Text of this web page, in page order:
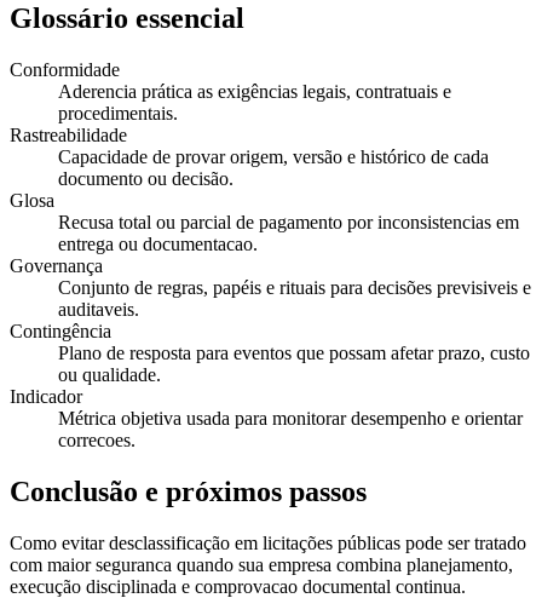
Glossário essencial
Conformidade
Aderencia prática as exigências legais, contratuais e
procedimentais.
Rastreabilidade
Capacidade de provar origem, versão e histórico de cada
documento ou decisão.
Glosa
Recusa total ou parcial de pagamento por inconsistencias em
entrega ou documentacao.
Governança
Conjunto de regras, papéis e rituais para decisões previsiveis e
auditaveis.
Contingência
Plano de resposta para eventos que possam afetar prazo, custo
ou qualidade.
Indicador
Métrica objetiva usada para monitorar desempenho e orientar
correcoes.
Conclusão e próximos passos
Como evitar desclassificação em licitações públicas pode ser tratado
com maior seguranca quando sua empresa combina planejamento,
execução disciplinada e comprovacao documental continua.